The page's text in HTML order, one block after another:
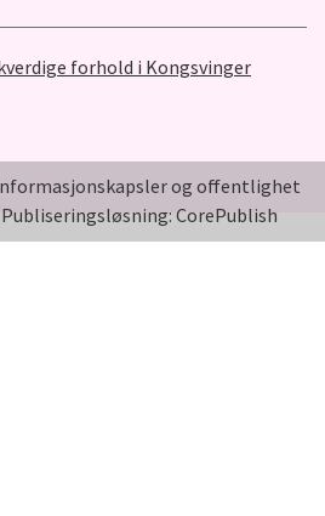
forhold i Kongsvinger
og offentlighet
Publiseringsløsning: CorePublish